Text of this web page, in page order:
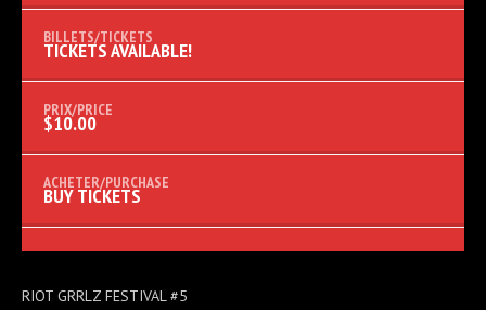
TICKETS AVAILABLE!
$10.00
BUY TICKETS
RIOT GRRLZ FESTIVAL #5